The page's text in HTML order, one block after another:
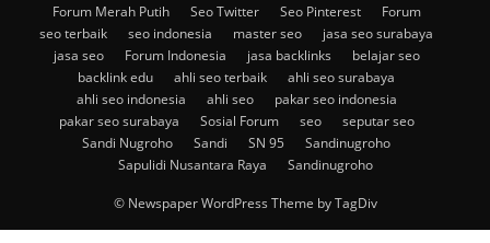
Forum Merah Putih
Seo Twitter Seo Pinterest
Forum
seo terbaik
seo indonesia master seo
jasa seo surabaya
jasa seo
Forum Indonesia jasa backlinks
belajar seo
backlink edu
ahli seo terbaik
ahli seo surabaya
ahli seo indonesia
ahli seo
pakar seo indonesia
pakar seo surabaya
Sosial Forum seo
seputar seo
Sandi Nugroho
Sandi SN 95
Sandinugroho
Sapulidi Nusantara Raya
Sandinugroho
© Newspaper WordPress Theme by TagDiv